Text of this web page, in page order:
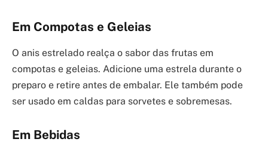
Em Compotas e Geleias
O anis estrelado realça o sabor das frutas em
compotas e geleias. Adicione uma estrela durante o
preparo e retire antes de embalar. Ele também pode
ser usado em caldas para sorvetes e sobremesas.
Em Bebidas